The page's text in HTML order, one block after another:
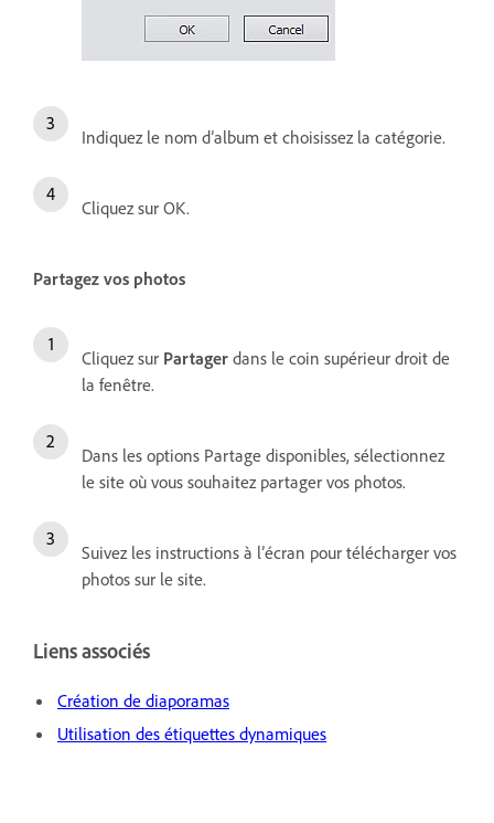
Indiquez le nom d’album et choisissez la catégorie.
Cliquez sur OK.
Partagez vos photos
Cliquez sur Partager dans le coin supérieur droit de
la fenêtre.
Dans les options Partage disponibles, sélectionnez
le site où vous souhaitez partager vos photos.
Suivez les instructions à l’écran pour télécharger vos
photos sur le site.
Liens associés
Création de diaporamas
Utilisation des étiquettes dynamiques